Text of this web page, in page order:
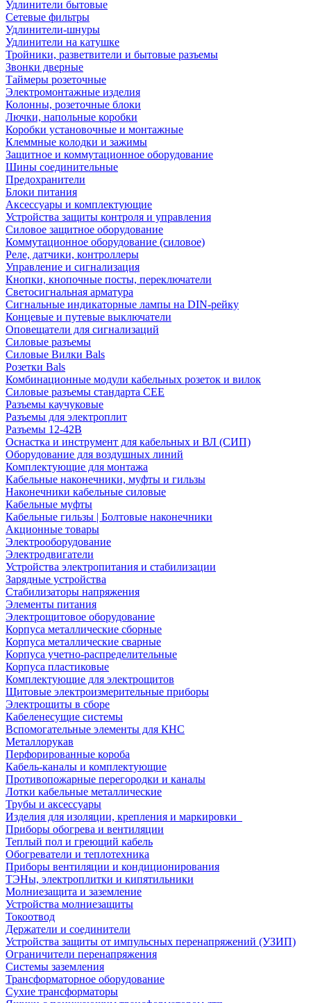
Удлинители бытовые
Сетевые фильтры
Удлинители-шнуры
Удлинители на катушке
Тройники, разветвители и бытовые разъемы
Звонки дверные
Таймеры розеточные
Электромонтажные изделия
Колонны, розеточные блоки
Лючки, напольные коробки
Коробки установочные и монтажные
Клеммные колодки и зажимы
Защитное и коммутационное оборудование
Шины соединительные
Предохранители
Блоки питания
Аксессуары и комплектующие
Устройства защиты контроля и управления
Силовое защитное оборудование
Коммутационное оборудование (силовое)
Реле, датчики, контроллеры
Управление и сигнализация
Кнопки, кнопочные посты, переключатели
Светосигнальная арматура
Сигнальные индикаторные лампы на DIN-рейку
Концевые и путевые выключатели
Оповещатели для сигнализаций
Силовые разъемы
Силовые Вилки Bals
Розетки Bals
Комбинационные модули кабельных розеток и вилок
Силовые разъемы стандарта CEE
Разъемы каучуковые
Разъемы для электроплит
Разъемы 12-42В
Оснастка и инструмент для кабельных и ВЛ (СИП)
Оборудование для воздушных линий
Комплектующие для монтажа
Кабельные наконечники, муфты и гильзы
Наконечники кабельные силовые
Кабельные муфты
Кабельные гильзы | Болтовые наконечники
Акционные товары
Электрооборудование
Электродвигатели
Устройства электропитания и стабилизации
Зарядные устройства
Стабилизаторы напряжения
Элементы питания
Электрощитовое оборудование
Корпуса металлические сборные
Корпуса металлические сварные
Корпуса учетно-распределительные
Корпуса пластиковые
Комплектующие для электрощитов
Щитовые электроизмерительные приборы
Электрощиты в сборе
Кабеленесущие системы
Вспомогательные элементы для КНС
Металлорукав
Перфорированные короба
Кабель-каналы и комплектующие
Противопожарные перегородки и каналы
Лотки кабельные металлические
Трубы и аксессуары
Изделия для изоляции, крепления и маркировки
Приборы обогрева и вентиляции
Теплый пол и греющий кабель
Обогреватели и теплотехника
Приборы вентиляции и кондиционирования
ТЭНы, электроплитки и кипятильники
Молниезащита и заземление
Устройства молниезащиты
Токоотвод
Держатели и соединители
Устройства защиты от импульсных перенапряжений (УЗИП)
Ограничители перенапряжения
Системы заземления
Трансформаторное оборудование
Сухие трансформаторы